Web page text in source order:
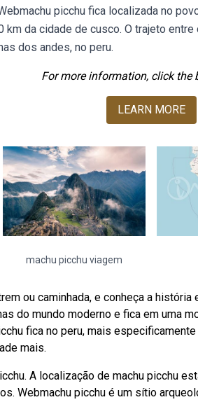
picchu fica localizada no
km da cidade de cusco. O trajeto
dos andes, no peru.
For more information, click the
LEARN MORE
machu picchu viagem
ou caminhada, e conheça a
do mundo moderno e fica em uma
fica no peru, mais
mais.
A localização de machu picchu
Webmachu picchu é um sítio